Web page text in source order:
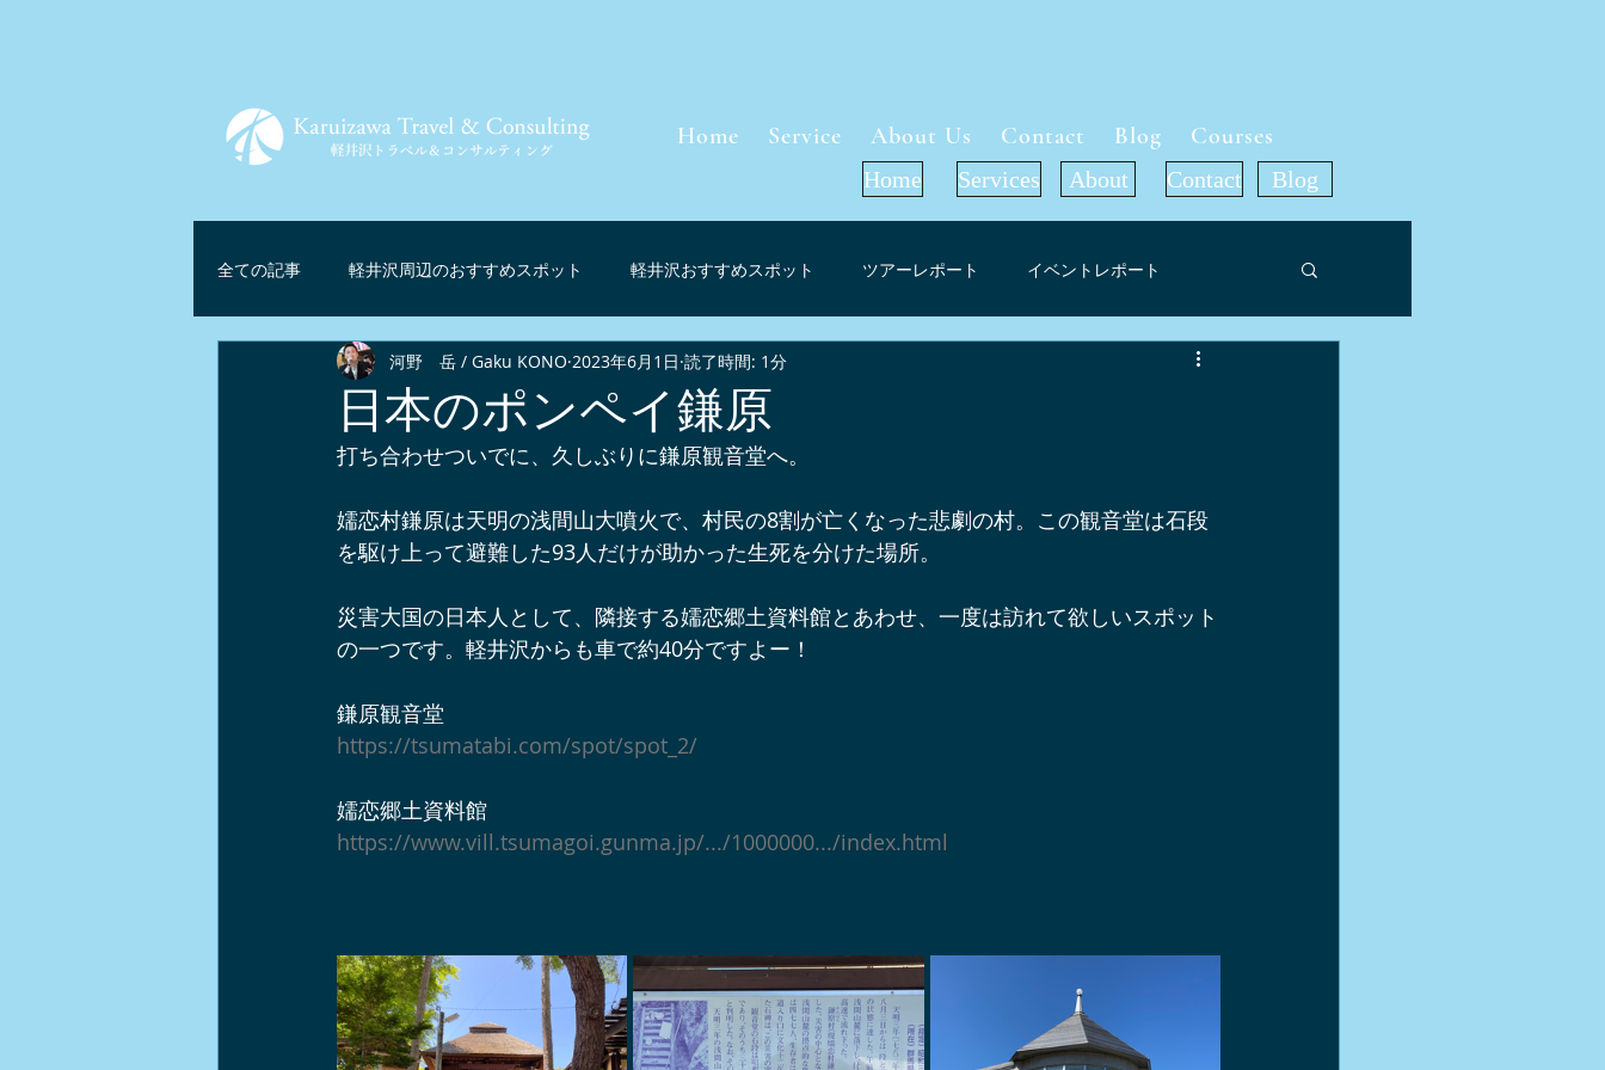
Home Service About Us Contact Blog Courses
Home Services About Contact Blog
全ての記事 軽井沢周辺のおすすめスポット 軽井沢おすすめスポット ツアーレポート イベントレポート
ツアー情報 軽井沢グルメ 軽井沢周辺グルメ インフォメーション
軽井沢リゾートテレワーク マーケット考察 軽井沢紅葉情報
軽井沢ショップ情報 軽井沢周辺ワイナリー 宿泊施設 軽井沢オフサイトミーティング
軽井沢チームビルディング イベント＆プロジェクト情報 軽井沢周辺の酒蔵
軽井沢ワンコとお出かけスポット 軽井沢アート情報
ノルディックウォーク 中山道
日本のポンペイ鎌原
河野 岳 / Gaku KONO 2023年6月1日 読了時間: 1分
打ち合わせついでに、久しぶりに鎌原観音堂へ。
嬬恋村鎌原は天明の浅間山大噴火で、村民の8割が亡くなった悲劇の村。この観音堂は石段
を駆け上って避難した93人だけが助かった生死を分けた場所。
災害大国の日本人として、隣接する嬬恋郷土資料館とあわせ、一度は訪れて欲しいスポット
の一つです。軽井沢からも車で約40分ですよー！
鎌原観音堂
https://tsumatabi.com/spot/spot_2/
嬬恋郷土資料館
https://www.vill.tsumagoi.gunma.jp/.../1000000.../index.html